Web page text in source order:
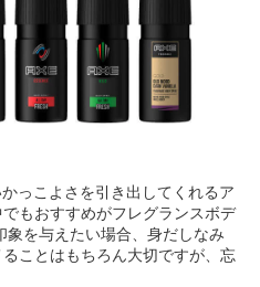
っこよさを引き出してくれるア
もおすすめがフレグランスボデ
象を与えたい場合、身だしなみ
ことはもちろん大切ですが、忘